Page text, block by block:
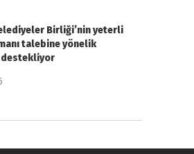
Birliği’nin yeterli
talebine yönelik
destekliyor